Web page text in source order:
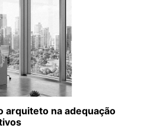
arquiteto na adequação